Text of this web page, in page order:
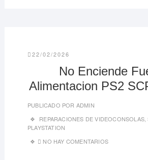
22/02/2026
No Enciende
Alimentacion PS2
PUBLICADO POR ADMIN
REPARACIONES DE VIDEOCONSOLAS,
PLAYSTATION
NO HAY COMENTARIOS